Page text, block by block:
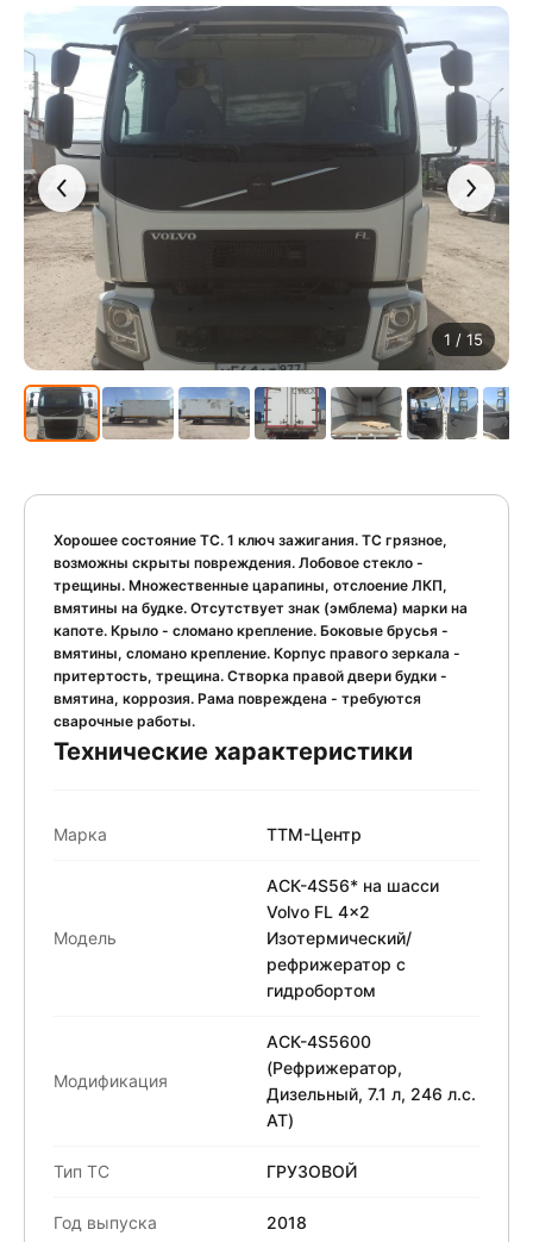
1 / 15
Хорошее состояние ТС. 1 ключ зажигания. ТС грязное,
возможны скрыты повреждения. Лобовое стекло -
трещины. Множественные царапины, отслоение ЛКП,
вмятины на будке. Отсутствует знак (эмблема) марки на
капоте. Крыло - сломано крепление. Боковые брусья -
вмятины, сломано крепление. Корпус правого зеркала -
притертость, трещина. Створка правой двери будки -
вмятина, коррозия. Рама повреждена - требуются
сварочные работы.
Технические характеристики
Марка ТТМ-Центр
Модель
АСК-4S56* на шасси
Volvo FL 4x2
Изотермический/
рефрижератор с
гидробортом
Модификация
АСК-4S5600
(Рефрижератор,
Дизельный, 7.1 л, 246 л.с.
АТ)
Тип ТС ГРУЗОВОЙ
Год выпуска 2018